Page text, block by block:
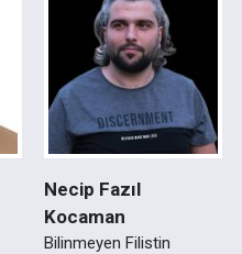
Necip Fazıl
Kocaman
Bilinmeyen Filistin